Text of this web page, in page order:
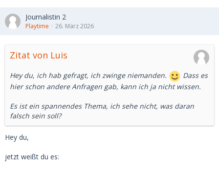
Journalistin 2
Playtime 26. März 2026
Zitat von Luis
Hey du, ich hab gefragt, ich zwinge niemanden.
Dass es
hier schon andere Anfragen gab, kann ich ja nicht wissen.
Es ist ein spannendes Thema, ich sehe nicht, was daran
falsch sein soll?
Hey du,
jetzt weißt du es: